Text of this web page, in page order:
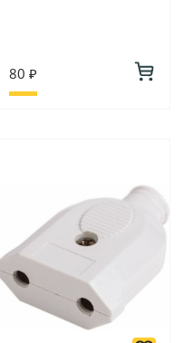
80 ₽